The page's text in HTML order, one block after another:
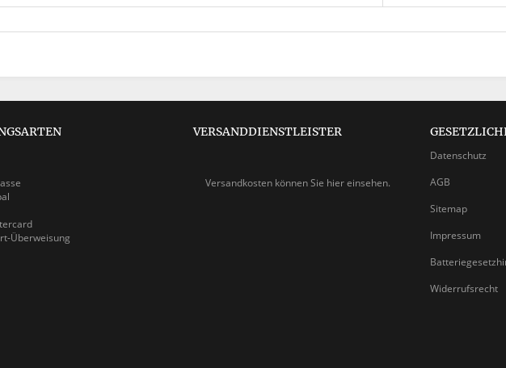
Überweisung
VERSANDDIENSTLEISTER
Versandkosten können Sie hier einsehen.
Datenschutz
AGB
Sitemap
Impressum
Widerrufsrecht